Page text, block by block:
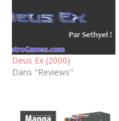
Deus Ex (2000)
Dans "Reviews"